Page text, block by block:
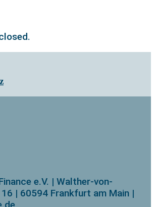
e.V. | Walther-von-
| 60594 Frankfurt am Main |